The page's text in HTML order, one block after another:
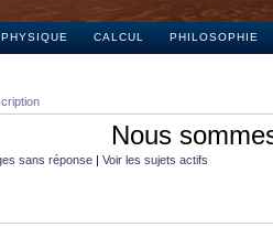
PHYSIQUE CALCUL PHILOSOPHIE
Nous
sans réponse | Voir les sujets actifs